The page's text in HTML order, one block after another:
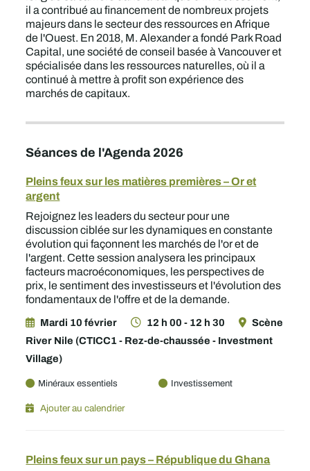
il a contribué au financement de nombreux projets
majeurs dans le secteur des ressources en Afrique
de l'Ouest. En 2018, M. Alexander a fondé Park Road
Capital, une société de conseil basée à Vancouver et
spécialisée dans les ressources naturelles, où il a
continué à mettre à profit son expérience des
marchés de capitaux.
Séances de l'Agenda 2026
Pleins feux sur les matières premières – Or et
argent
Rejoignez les leaders du secteur pour une
discussion ciblée sur les dynamiques en constante
évolution qui façonnent les marchés de l'or et de
l'argent. Cette session analysera les principaux
facteurs macroéconomiques, les perspectives de
prix, le sentiment des investisseurs et l'évolution des
fondamentaux de l'offre et de la demande.
Mardi 10 février 12 h 00 - 12 h 30
Scène
River Nile (CTICC1 - Rez-de-chaussée - Investment
Village)
Minéraux essentiels Investissement
Ajouter au calendrier
Pleins feux sur un pays – République du Ghana